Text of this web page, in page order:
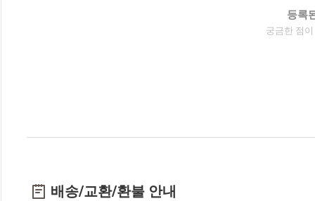
등록
궁금한 점
배송/교환/환불 안내